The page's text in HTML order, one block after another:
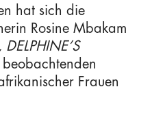
hat sich die
Rosine Mbakam
DELPHINE’S
Frauen